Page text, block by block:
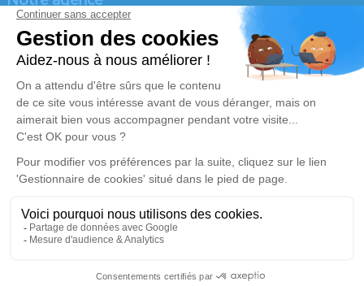
Pompes Funèbres Jesson
03 67 72 31 20
marbreriejesson@orange.fr
30 Av. Alfred Anatole Thévenet - 51530 - Magenta
4.9/5 - 109 avis
Nos Services
Services aux familles
Liens utiles
Demande de rendez-vous en
agence
Politique de traitement des données personnelles
Politique d’utilisation des cookies
Zone d'intervention